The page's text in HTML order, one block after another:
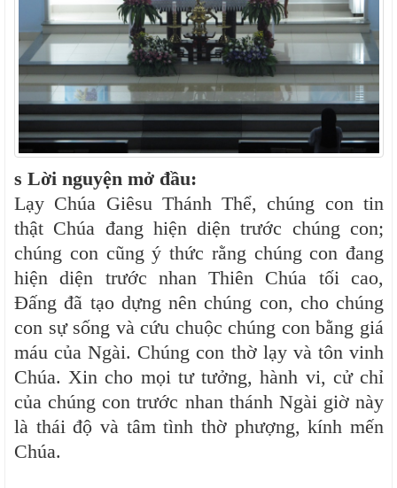
s Lời nguyện mở đầu:
Lạy Chúa Giêsu Thánh Thể, chúng con tin
thật Chúa đang hiện diện trước chúng con;
chúng con cũng ý thức rằng chúng con đang
hiện diện trước nhan Thiên Chúa tối cao,
Đấng đã tạo dựng nên chúng con, cho chúng
con sự sống và cứu chuộc chúng con bằng giá
máu của Ngài. Chúng con thờ lạy và tôn vinh
Chúa. Xin cho mọi tư tưởng, hành vi, cử chỉ
của chúng con trước nhan thánh Ngài giờ này
là thái độ và tâm tình thờ phượng, kính mến
Chúa.